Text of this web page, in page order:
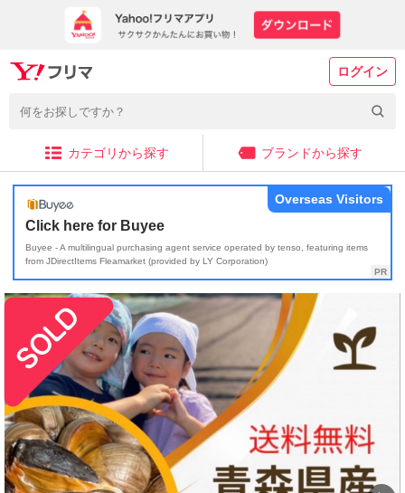
ログイン
カテゴリから探す ブランドから探す
Click here for Buyee
Buyee - A multilingual purchasing agent service operated by tenso, featuring items
from JDirectItems Fleamarket (provided by LY Corporation)
Overseas Visitors